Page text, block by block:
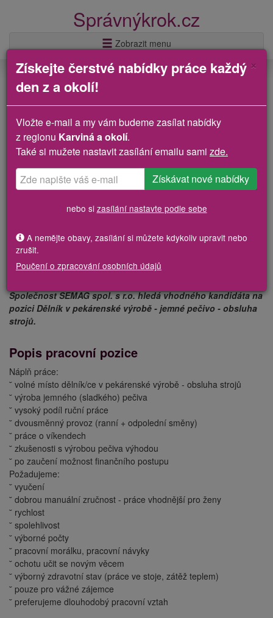
Správnýkrok.cz
Zobrazit menu
Kde jsem: Správný krok.cz »Pracovní nabídka Dělník v pekárenské výrobě - jemné
pečivo - obsluha strojů
Dělník v pekárenské výrobě - jemné
pečivo - obsluha strojů Havířov
Inzerát z úřadu práce (32691420733)
Lokalita pracoviště: Lidická, Havířov, Moravskoslezský
Odpověď na inzerát
Společnost SEMAG spol. s r.o. hledá vhodného kandidáta na
pozici Dělník v pekárenské výrobě - jemné pečivo - obsluha
strojů.
Popis pracovní pozice
Náplň práce:
˘ volné místo dělník/ce v pekárenské výrobě - obsluha strojů
˘ výroba jemného (sladkého) pečiva
˘ vysoký podíl ruční práce
˘ dvousměnný provoz (ranní + odpolední směny)
˘ práce o víkendech
˘ zkušenosti s výrobou pečiva výhodou
˘ po zaučení možnost finančního postupu
Požadujeme:
˘ vyučení
˘ dobrou manuální zručnost - práce vhodnější pro ženy
˘ rychlost
˘ spolehlivost
˘ výborné počty
˘ pracovní morálku, pracovní návyky
˘ ochotu učit se novým věcem
˘ výborný zdravotní stav (práce ve stoje, zátěž teplem)
˘ pouze pro vážné zájemce
˘ preferujeme dlouhodobý pracovní vztah
×
Získejte čerstvé nabídky práce každý
den z a okolí!
Vložte e-mail a my vám budeme zasílat nabídky
z regionu Karviná a okolí.
Také si mužete nastavit zasílání emailu sami zde.
nebo si zasílání nastavte podle sebe
A nemějte obavy, zasílání si můžete kdykoliv upravit nebo
zrušit.
Poučení o zpracování osobních údajů